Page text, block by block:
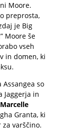
Moore.
preprosta,
je Big
Moore še
vseh
in domen, ki
so
Jaggerja in
Granta, ki
varščino.